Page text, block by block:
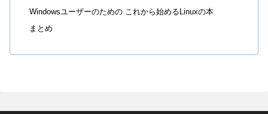
Windowsユーザーのための これから始めるLinuxの本
まとめ